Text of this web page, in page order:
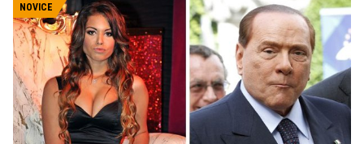
uradni podatek, ki ga je javnosti posredovala
njegova družina. Nekdanji menedžer
sedemkratnega svetovnega prvaka v formuli 1 je
prepričan, da bi oboževalci morali poznati resnico o
njegovem zdravstvenem stanju.
NOVICE